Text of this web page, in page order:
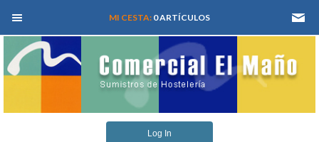
MEN� PRINCIPAL MI CESTA: 0 ARTÍCULOS
Log In